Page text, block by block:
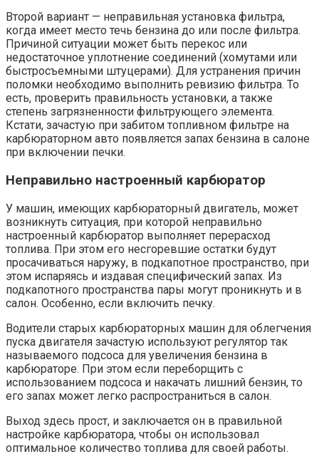
Второй вариант — неправильная установка фильтра,
когда имеет место течь бензина до или после фильтра.
Причиной ситуации может быть перекос или
недостаточное уплотнение соединений (хомутами или
быстросъемными штуцерами). Для устранения причин
поломки необходимо выполнить ревизию фильтра. То
есть, проверить правильность установки, а также
степень загрязненности фильтрующего элемента.
Кстати, зачастую при забитом топливном фильтре на
карбюраторном авто появляется запах бензина в салоне
при включении печки.
Неправильно настроенный карбюратор
У машин, имеющих карбюраторный двигатель, может
возникнуть ситуация, при которой неправильно
настроенный карбюратор выполняет перерасход
топлива. При этом его несгоревшие остатки будут
просачиваться наружу, в подкапотное пространство, при
этом испаряясь и издавая специфический запах. Из
подкапотного пространства пары могут проникнуть и в
салон. Особенно, если включить печку.
Водители старых карбюраторных машин для облегчения
пуска двигателя зачастую используют регулятор так
называемого подсоса для увеличения бензина в
карбюраторе. При этом если переборщить с
использованием подсоса и накачать лишний бензин, то
его запах может легко распространиться в салон.
Выход здесь прост, и заключается он в правильной
настройке карбюратора, чтобы он использовал
оптимальное количество топлива для своей работы.